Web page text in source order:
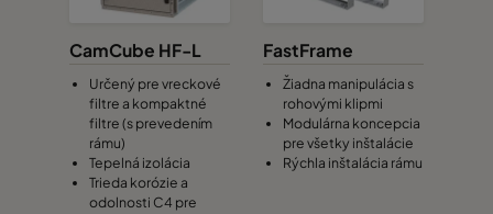
CamCube HF-L
Určený pre vreckové
filtre a kompaktné
filtre (s prevedením
rámu)
Tepelná izolácia
Trieda korózie a
odolnosti C4 pre
FastFrame
Žiadna manipulácia s
rohovými klipmi
Modulárna koncepcia
pre všetky inštalácie
Rýchla inštalácia rámu